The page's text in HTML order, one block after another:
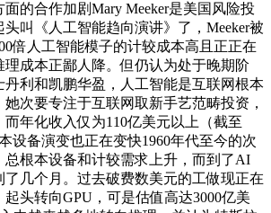
的合作加剧Mary Meeker是美国风险投
叫《人工智能趋向演讲》了，Meeker被
倍人工智能模子的计较成本高且正正在
理成本正鄙人降。但仍认为处于晚期阶
丹利和凯鹏华盈，人工智能是互联网根本
次要专注于互联网取新手艺范畴投资，
年化收入仅为110亿美元以上（截至
设备演变也正在变快1960年代至今的次
总根本设备和计较需求上升，而到了AI
了几个月。过去破费数美元的工做现正在
头转向GPU，可是估值高达3000亿美